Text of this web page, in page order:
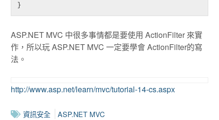
}
ASP.NET MVC 中很多事情都是要使用 ActionFilter 來實
作，所以玩 ASP.NET MVC 一定要學會 ActionFilter的寫
法。
http://www.asp.net/learn/mvc/tutorial-14-cs.aspx
資訊安全 ASP.NET MVC